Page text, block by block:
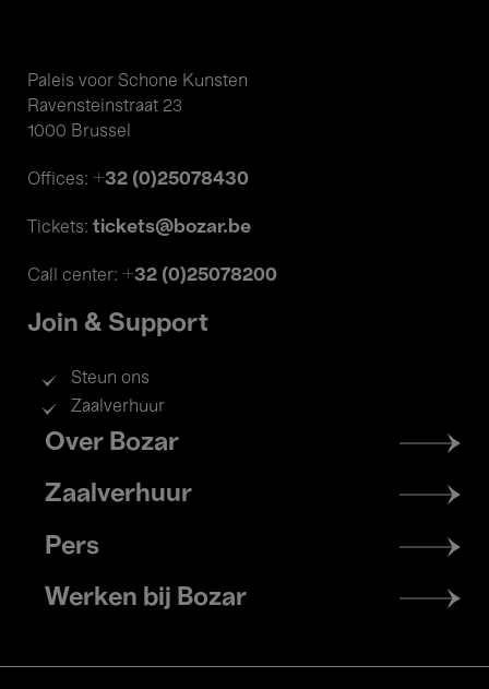
Paleis voor Schone Kunsten
Ravensteinstraat 23
1000 Brussel
Offices: +32 (0)25078430
Tickets: tickets@bozar.be
Call center: +32 (0)25078200
Join & Support
Steun ons
Zaalverhuur
Footer
menu
Over Bozar
Zaalverhuur
Pers
Werken bij Bozar